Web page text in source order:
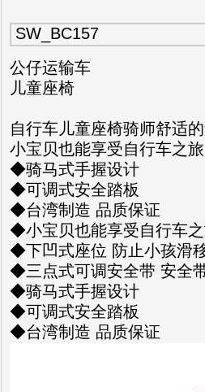
SW_BC157
公仔运输车
儿童座椅
自行车儿童座椅骑师舒适
小宝贝也能享受自行车之旅
◆骑马式手握设计
◆可调式安全踏板
◆台湾制造 品质保证
◆小宝贝也能享受自行车
◆下凹式座位 防止小孩滑
◆三点式可调安全带 安全
◆骑马式手握设计
◆可调式安全踏板
◆台湾制造 品质保证